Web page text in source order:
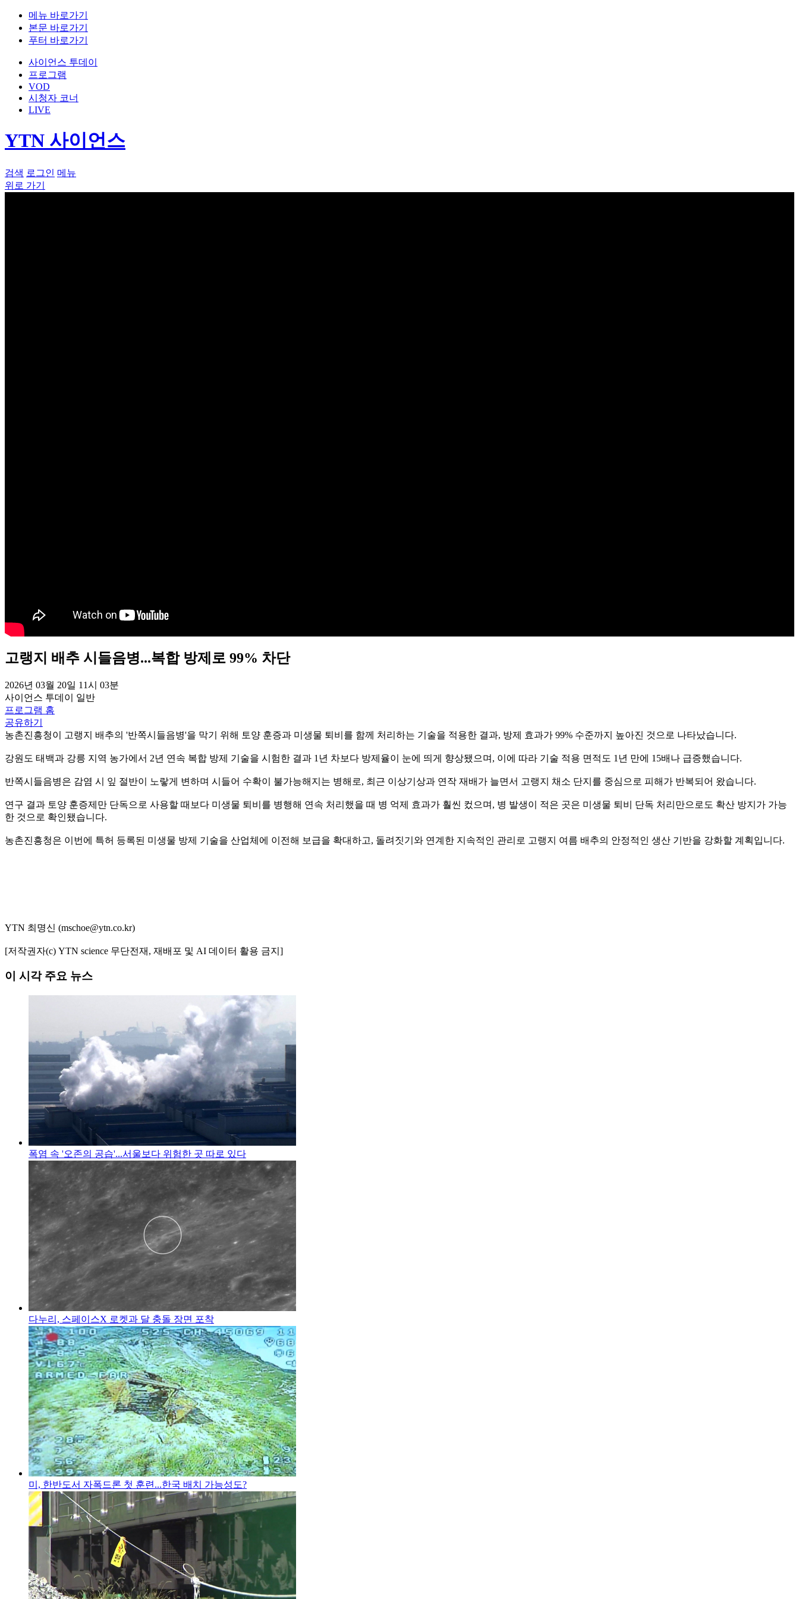
메뉴 바로가기
본문 바로가기
푸터 바로가기
사이언스 투데이
프로그램
VOD
시청자 코너
LIVE
YTN 사이언스
검색 로그인 메뉴
위로 가기
고랭지 배추 시들음병...복합 방제로 99% 차단
2026년 03월 20일 11시 03분
사이언스 투데이
일반
프로그램 홈
공유하기
농촌진흥청이 고랭지 배추의 '반쪽시들음병'을 막기 위해 토양 훈증과 미생물 퇴비를 함께 처리하는 기술을 적용한 결과, 방제 효과가 99% 수준까지 높아진 것으로 나타났습니다.
강원도 태백과 강릉 지역 농가에서 2년 연속 복합 방제 기술을 시험한 결과 1년 차보다 방제율이 눈에 띄게 향상됐으며, 이에 따라 기술 적용 면적도 1년 만에 15배나 급증했습니다.
반쪽시들음병은 감염 시 잎 절반이 노랗게 변하며 시들어 수확이 불가능해지는 병해로, 최근 이상기상과 연작 재배가 늘면서 고랭지 채소 단지를 중심으로 피해가 반복되어 왔습니다.
연구 결과 토양 훈증제만 단독으로 사용할 때보다 미생물 퇴비를 병행해 연속 처리했을 때 병 억제 효과가 훨씬 컸으며, 병 발생이 적은 곳은 미생물 퇴비 단독 처리만으로도 확산 방지가 가능
한 것으로 확인됐습니다.
농촌진흥청은 이번에 특허 등록된 미생물 방제 기술을 산업체에 이전해 보급을 확대하고, 돌려짓기와 연계한 지속적인 관리로 고랭지 여름 배추의 안정적인 생산 기반을 강화할 계획입니다.
YTN 최명신 (mschoe@ytn.co.kr)
[저작권자(c) YTN science 무단전재, 재배포 및 AI 데이터 활용 금지]
이 시각 주요 뉴스
폭염 속 '오존의 공습'...서울보다 위험한 곳 따로 있다
다누리, 스페이스X 로켓과 달 충돌 장면 포착
미, 한반도서 자폭드론 첫 훈련...한국 배치 가능성도?